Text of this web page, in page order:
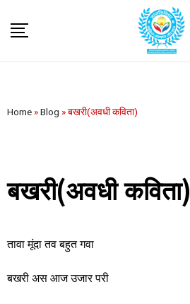
Home »Blog »बखरी(अवधी कविता)
बखरी(अवधी कविता)
तावा मूंदा तव बहुत गवा
बखरी अस आज उजार परी